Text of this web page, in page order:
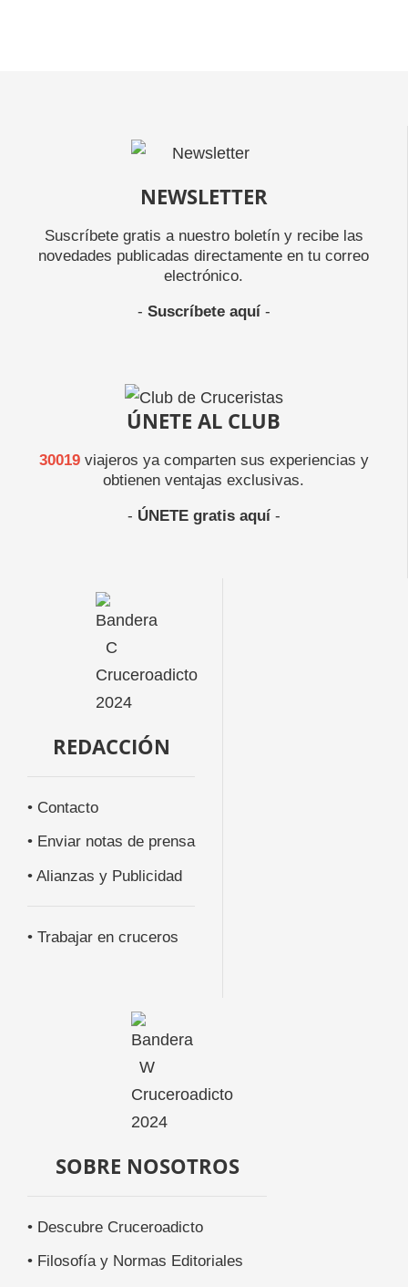
NEWSLETTER
Suscríbete gratis a nuestro boletín y recibe las
novedades publicadas directamente en tu correo
electrónico.
- Suscríbete aquí-
ÚNETE AL CLUB
30019viajeros ya comparten sus experiencias y
obtienen ventajas exclusivas.
- ÚNETE gratis aquí-
REDACCIÓN
• Contacto
• Enviar notas de prensa
• Alianzas y Publicidad
• Trabajar en cruceros
SOBRE NOSOTROS
• Descubre Cruceroadicto
• Filosofía y Normas Editoriales